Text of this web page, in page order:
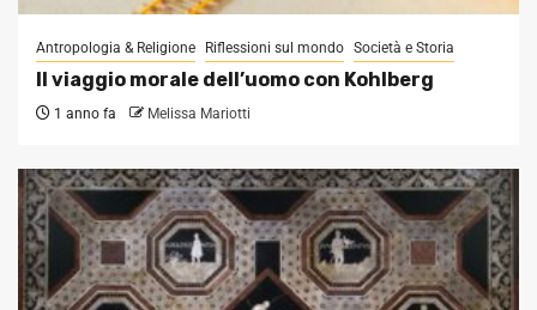
Antropologia & Religione Riflessioni sul mondo Società e Storia
Il viaggio morale dell’uomo con Kohlberg
1 anno fa Melissa Mariotti